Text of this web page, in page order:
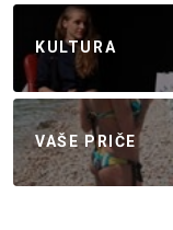
KULTURA
VAŠE PRIČE